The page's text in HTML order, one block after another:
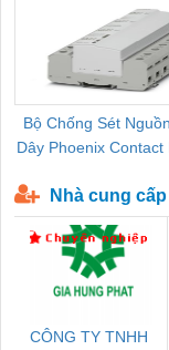
Bộ Chống Sét
Dây Phoenix Contact
Nhà cung
CÔNG TY TNHH